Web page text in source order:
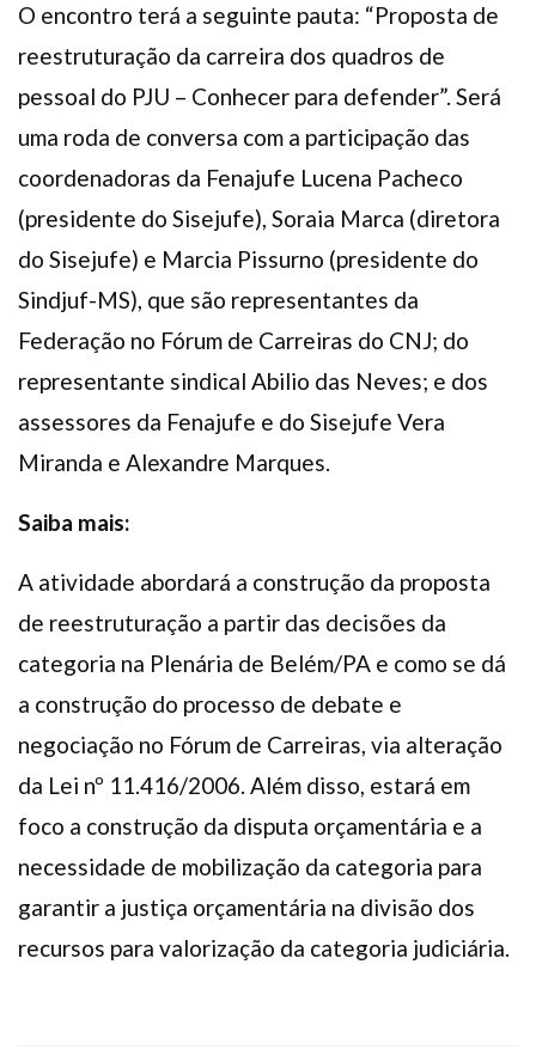
O encontro terá a seguinte pauta: “Proposta de
reestruturação da carreira dos quadros de
pessoal do PJU – Conhecer para defender”. Será
uma roda de conversa com a participação das
coordenadoras da Fenajufe Lucena Pacheco
(presidente do Sisejufe), Soraia Marca (diretora
do Sisejufe) e Marcia Pissurno (presidente do
Sindjuf-MS), que são representantes da
Federação no Fórum de Carreiras do CNJ; do
representante sindical Abilio das Neves; e dos
assessores da Fenajufe e do Sisejufe Vera
Miranda e Alexandre Marques.
Saiba mais:
A atividade abordará a construção da proposta
de reestruturação a partir das decisões da
categoria na Plenária de Belém/PA e como se dá
a construção do processo de debate e
negociação no Fórum de Carreiras, via alteração
da Lei nº 11.416/2006. Além disso, estará em
foco a construção da disputa orçamentária e a
necessidade de mobilização da categoria para
garantir a justiça orçamentária na divisão dos
recursos para valorização da categoria judiciária.